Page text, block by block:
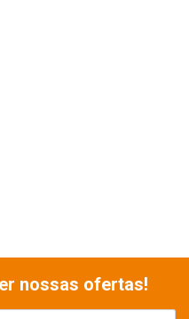
nossas ofertas!